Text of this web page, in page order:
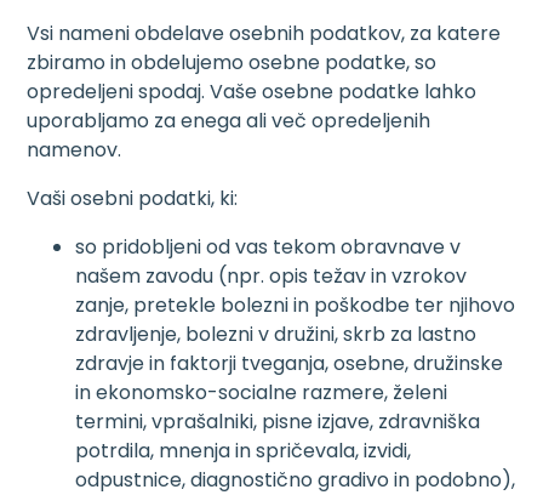
Vsi nameni obdelave osebnih podatkov, za katere
zbiramo in obdelujemo osebne podatke, so
opredeljeni spodaj. Vaše osebne podatke lahko
uporabljamo za enega ali več opredeljenih
namenov.
Vaši osebni podatki, ki:
so pridobljeni od vas tekom obravnave v
našem zavodu (npr. opis težav in vzrokov
zanje, pretekle bolezni in poškodbe ter njihovo
zdravljenje, bolezni v družini, skrb za lastno
zdravje in faktorji tveganja, osebne, družinske
in ekonomsko-socialne razmere, želeni
termini, vprašalniki, pisne izjave, zdravniška
potrdila, mnenja in spričevala, izvidi,
odpustnice, diagnostično gradivo in podobno),